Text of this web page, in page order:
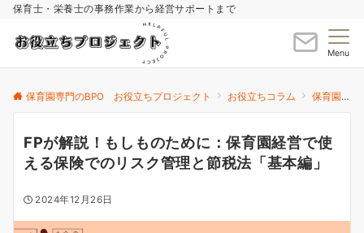
保育士・栄養士の事務作業から経営サポートまで
Menu
保育園専門のBPO お役立ちプロジェクト お役立ちコラム 保育園運営
FPが解説！もしものために：保育園経営で使
える保険でのリスク管理と節税法「基本編」
2024年12月26日